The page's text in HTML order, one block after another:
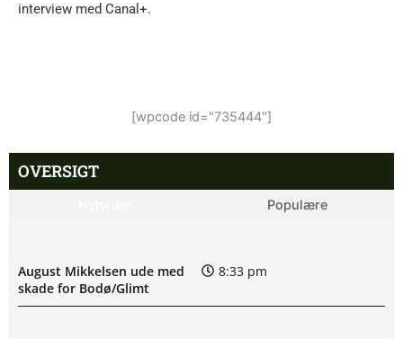
interview med Canal+.
[wpcode id="735444"]
OVERSIGT
Populære
August Mikkelsen ude med
skade for Bodø/Glimt
8:33 pm